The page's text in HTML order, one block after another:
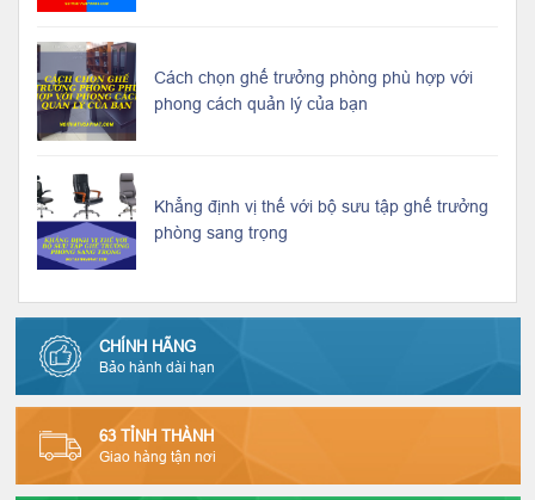
Cách chọn ghế trưởng phòng phù hợp với
phong cách quản lý của bạn
Khẳng định vị thế với bộ sưu tập ghế trưởng
phòng sang trọng
CHÍNH HÃNG
Bảo hành dài hạn
63 TỈNH THÀNH
Giao hàng tận nơi